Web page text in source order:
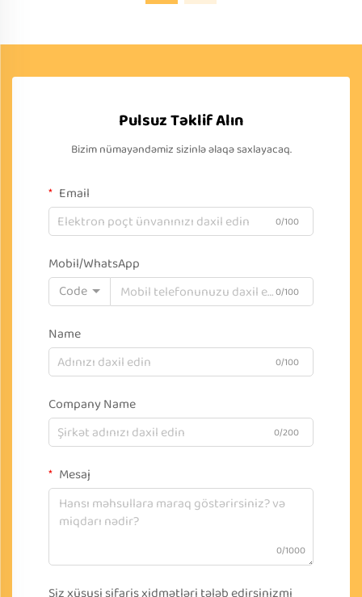
Pulsuz Təklif Alın
Bizim nümayəndəmiz sizinlə əlaqə saxlayacaq.
Email
0/100
Mobil/WhatsApp
Code
0/100
Name
0/100
Company Name
0/200
Mesaj
0/1000